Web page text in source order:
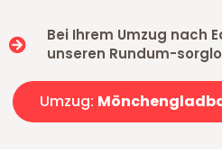
Bei Ihrem Umzug nach
unseren Rundum-
Umzug: